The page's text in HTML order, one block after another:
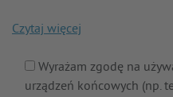
Czytaj
Wyrażam zgodę na
urządzeń końcowych (np.